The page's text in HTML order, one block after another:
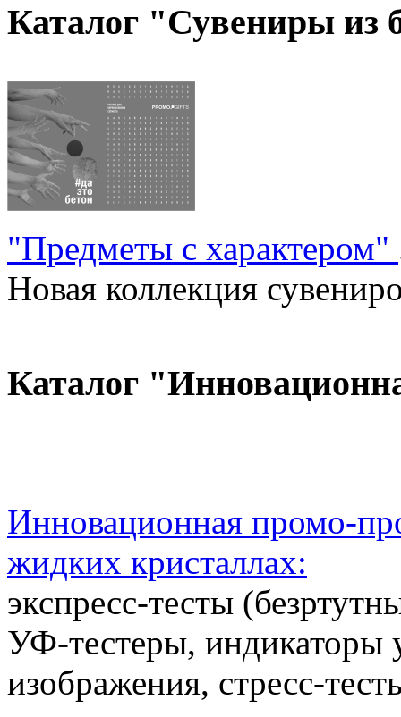
Каталог "Сувениры из
"Предметы с характером"
Новая коллекция
Каталог
Инновационная промо-
жидких кристаллах:
экспресс-тесты
УФ-тестеры, индикаторы
изображения, стресс-